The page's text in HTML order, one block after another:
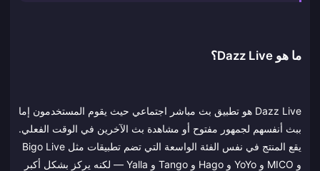
ما هو Dazz Live؟
Dazz Live هو تطبيق بث مباشر اجتماعي حيث يقوم المستخدمون إما
ببث أنفسهم لجمهور مفتوح أو مشاهدة بث الآخرين في الوقت الفعلي.
يقع المنتج في نفس الفئة الواسعة التي تضم تطبيقات مثل Bigo Live
و MICO و YoYo و Hago و Tango و Yalla — لكنه يركز بشكل أكبر